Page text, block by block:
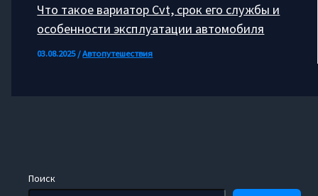
Поиск
Что такое вариатор Cvt, срок его службы и
особенности эксплуатации автомобиля
03.08.2025/Автопутешествия